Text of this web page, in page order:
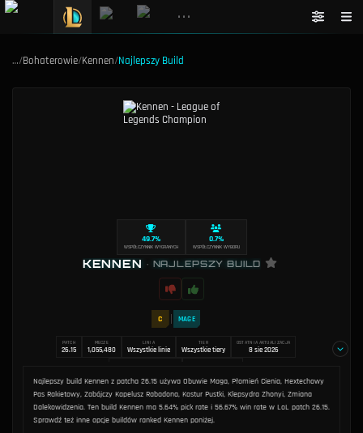
•••
…/Bohaterowie/Kennen/Najlepszy Build
WSPÓŁCZYNNIK WYGRANYCH
49.7%
WSPÓŁCZYNNIK WYBORU
0.7%
KENNEN • NAJLEPSZY BUILD
C MAGE
PATCH
26.15
MECZE
1,055,480
LINIA
Wszystkie linie
TIER
Wszystkie tiery
OSTATNIA AKTUALIZACJA
8 sie 2026
Najlepszy build Kennen z patcha 26.15 używa Obuwie Maga, Płomień Cienia, Hextechowy
Pas Rakietowy, Zabójczy Kapelusz Rabadona, Kostur Pustki, Klepsydra Zhonyi, Zmiana
Dalekowidzenia. Ten build Kennen ma 5.64% pick rate i 56.67% win rate w LoL patch 26.15.
Sprawdź też inne opcje buildów ranked Kennen poniżej.